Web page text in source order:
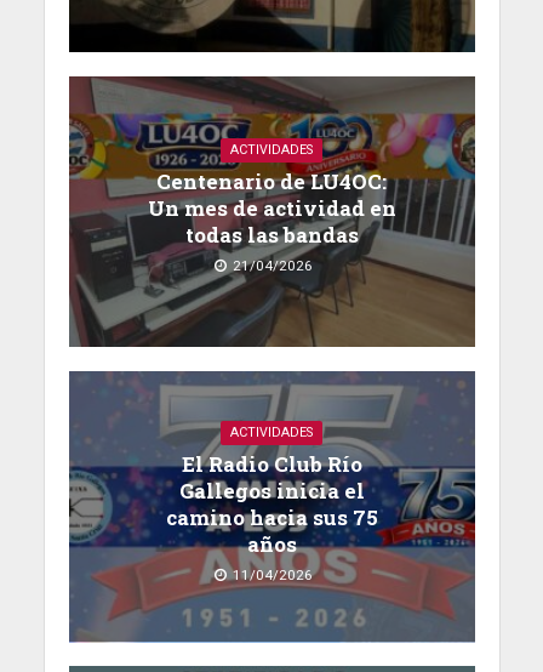
ACTIVIDADES
Centenario de LU4OC:
Un mes de actividad en
todas las bandas
21/04/2026
ACTIVIDADES
El Radio Club Río
Gallegos inicia el
camino hacia sus 75
años
11/04/2026